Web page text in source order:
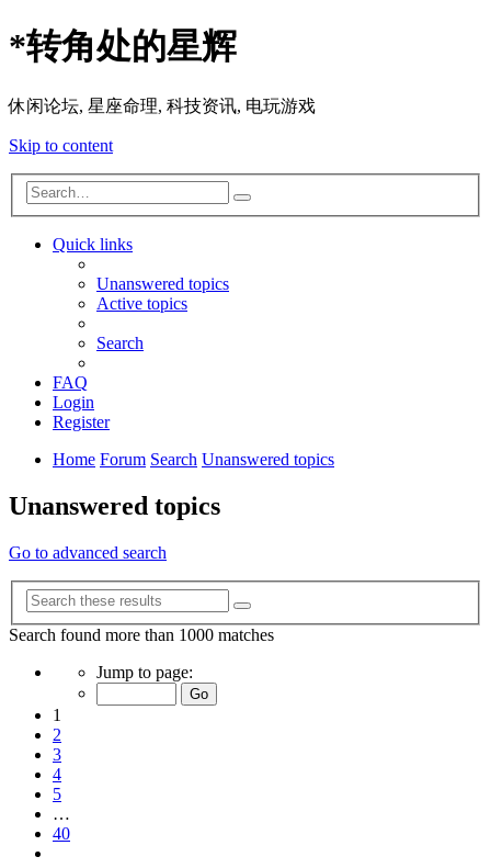
*转角处的星辉
休闲论坛, 星座命理, 科技资讯, 电玩游戏
Skip to content
Search
Quick links
Unanswered topics
Active topics
Search
FAQ
Login
Register
Home Forum Search Unanswered topics
Unanswered topics
Go to advanced search
Search
Search found more than 1000 matches
Page
of
40
Jump to page:
1
2
3
4
5
…
40